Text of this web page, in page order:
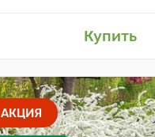
Купить
АКЦИЯ